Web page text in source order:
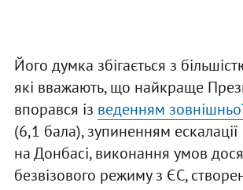
Його думка збігається з
які вважають, що найкраще
впорався із веденням
(6,1 бала), зупиненням
на Донбасі, виконання умов
безвізового режиму з ЄС,